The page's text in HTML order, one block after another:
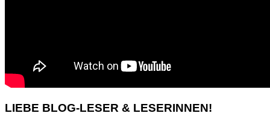
LIEBE BLOG-LESER & LESERINNEN!